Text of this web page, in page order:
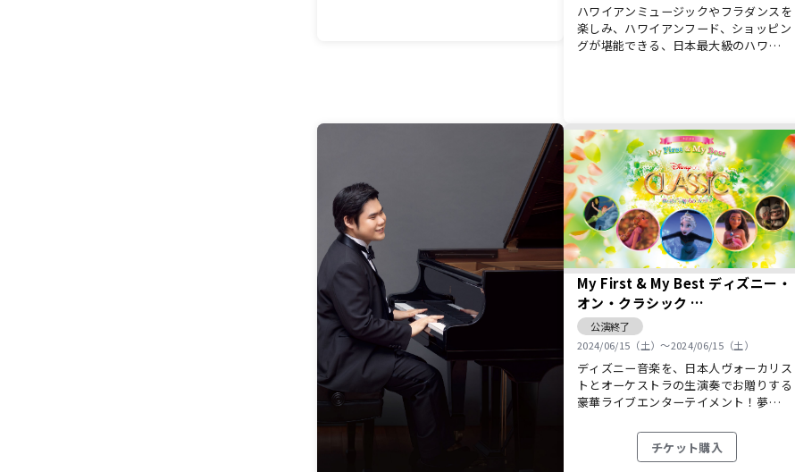
ハワイアンミュージックやフラダンスを
楽しみ、ハワイアンフード、ショッピン
グが堪能できる、日本最大級のハワ…
My First & My Best ディズニー・
オン・クラシック
～夢とまほうの贈りもの 2024
公演終了
2024/06/15（土）〜2024/06/15（土）
ディズニー音楽を、日本人ヴォーカリス
トとオーケストラの生演奏でお贈りする
豪華ライブエンターテイメント！夢…
チケット購入